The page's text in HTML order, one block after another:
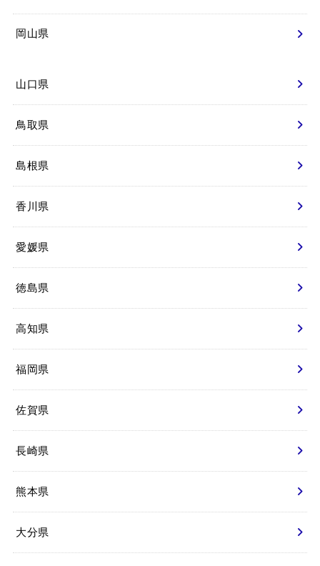
岡山県
山口県
鳥取県
島根県
香川県
愛媛県
徳島県
高知県
福岡県
佐賀県
長崎県
熊本県
大分県